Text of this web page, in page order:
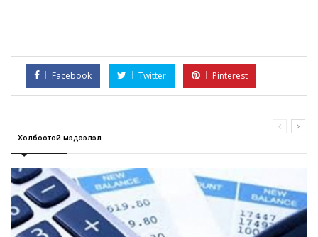
Facebook Twitter Pinterest
Холбоотой мэдээлэл